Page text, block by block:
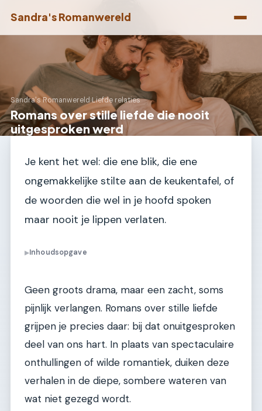
Sandra's Romanwereld
Sandra's Romanwereld›Liefde relaties
Romans over stille liefde die nooit
uitgesproken werd
Je kent het wel: die ene blik, die ene
ongemakkelijke stilte aan de keukentafel, of
de woorden die wel in je hoofd spoken
maar nooit je lippen verlaten.
▶Inhoudsopgave
Geen groots drama, maar een zacht, soms
pijnlijk verlangen. Romans over stille liefde
grijpen je precies daar: bij dat onuitgesproken
deel van ons hart. In plaats van spectaculaire
onthullingen of wilde romantiek, duiken deze
verhalen in de diepe, sombere wateren van
wat niet gezegd wordt.